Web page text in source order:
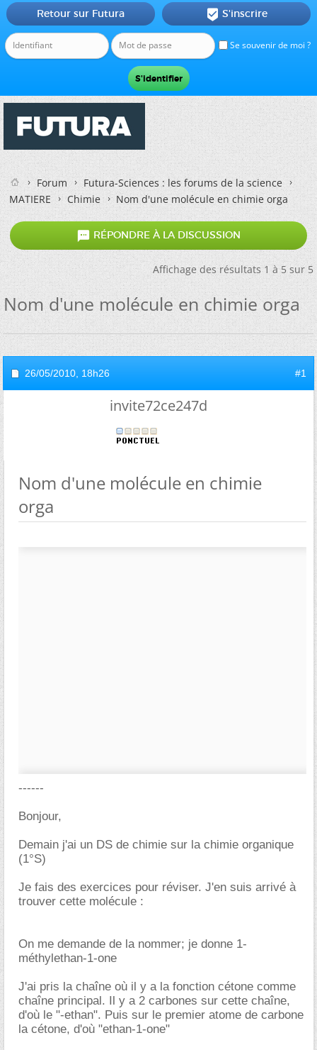
Se souvenir de moi ?
Retour sur Futura  S'inscrire
Forum
Futura-Sciences : les forums de la science
MATIERE
Chimie Nom d'une molécule en chimie orga
 RÉPONDRE À LA DISCUSSION
Affichage des résultats 1 à 5 sur 5
Nom d'une molécule en chimie orga
26/05/2010, 18h26 #1
invite72ce247d
Nom d'une molécule en chimie
orga
------
Bonjour,
Demain j'ai un DS de chimie sur la chimie organique
(1°S)
Je fais des exercices pour réviser. J'en suis arrivé à
trouver cette molécule :
On me demande de la nommer; je donne 1-
méthylethan-1-one
J'ai pris la chaîne où il y a la fonction cétone comme
chaîne principal. Il y a 2 carbones sur cette chaîne,
d'où le "-ethan". Puis sur le premier atome de carbone
la cétone, d'où "ethan-1-one"